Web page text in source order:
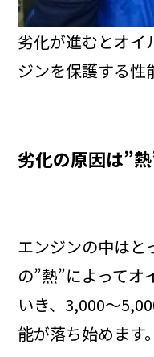
劣化が進むとオイ
ジンを保護する性
劣化の原因は”熱
エンジンの中はと
の”熱”によってオ
いき、3,000～
能が落ち始めます。